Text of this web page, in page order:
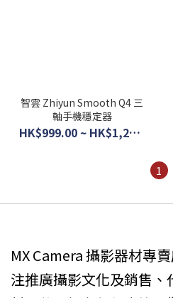
智雲 Zhiyun Smooth Q4 三
軸手機穩定器
HK$999.00 ~ HK$1,240.00
1
MX Camera 攝影器材專
注推廣攝影文化及銷售